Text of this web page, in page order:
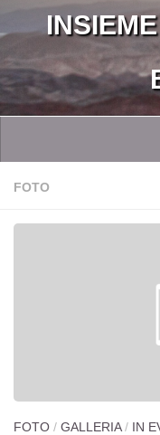
Rocca Canavese
FOTO
FOTO / GALLERIA/ IN